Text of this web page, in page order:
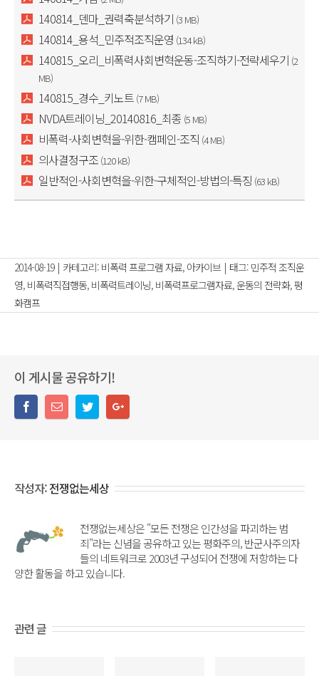
140814_덴마_권력축분석하기 (3 MB)
140814_용석_민주적조직운영 (134 kB)
140815_오리_비폭력사회변혁운동-조직하기-전략세우기 (2
MB)
140815_경수_키노트 (7 MB)
NVDA트레이닝_20140816_최종 (5 MB)
비폭력-사회변혁을-위한-캠페인-조직 (4 MB)
의사결정구조 (120 kB)
일반적인-사회변혁을-위한-구체적인-방법의-특징 (63 kB)
2014-08-19 | 카테고리: 비폭력 프로그램 자료, 아카이브 | 태그: 민주적 조직운
영, 비폭력직접행동, 비폭력트레이닝, 비폭력프로그램자료,운동의 전략화,평
화캠프
이 게시물 공유하기!
작성자:전쟁없는세상
전쟁없는세상은 "모든 전쟁은 인간성을 파괴하는 범
죄"라는 신념을 공유하고 있는 평화주의, 반군사주의자
들의 네트워크로 2003년 구성되어 전쟁에 저항하는 다
양한 활동을 하고 있습니다.
관련 글